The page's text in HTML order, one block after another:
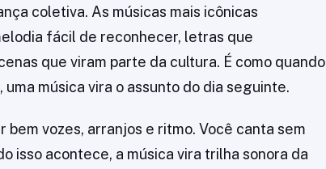
coletiva. As músicas mais icônicas
fácil de reconhecer, letras que
que viram parte da cultura. É como quando
música vira o assunto do dia seguinte.
bem vozes, arranjos e ritmo. Você canta sem
isso acontece, a música vira trilha sonora da